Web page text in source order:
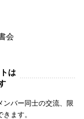
会
は
ンバー同士の交流、限
ます。